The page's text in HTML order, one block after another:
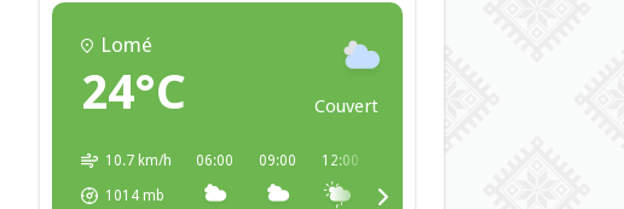
Lomé
24°C Couvert
10.7 km/h
1014mb
06:00 09:00 12:00